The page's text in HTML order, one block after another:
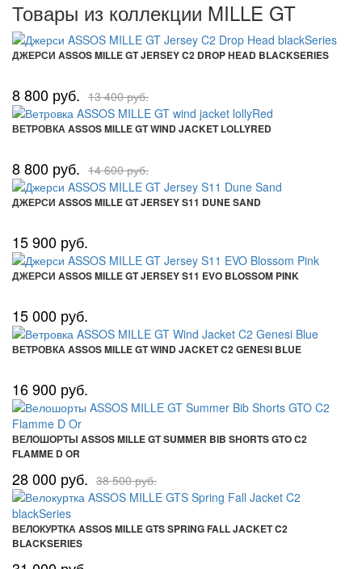
Товары из коллекции MILLE GT
ДЖЕРСИ ASSOS MILLE GT JERSEY C2 DROP HEAD BLACKSERIES
8 800 руб. 13 400 руб.
ВЕТРОВКА ASSOS MILLE GT WIND JACKET LOLLYRED
8 800 руб. 14 600 руб.
ДЖЕРСИ ASSOS MILLE GT JERSEY S11 DUNE SAND
15 900 руб.
ДЖЕРСИ ASSOS MILLE GT JERSEY S11 EVO BLOSSOM PINK
15 000 руб.
ВЕТРОВКА ASSOS MILLE GT WIND JACKET C2 GENESI BLUE
16 900 руб.
ВЕЛОШОРТЫ ASSOS MILLE GT SUMMER BIB SHORTS GTO C2
FLAMME D OR
28 000 руб. 38 500 руб.
ВЕЛОКУРТКА ASSOS MILLE GTS SPRING FALL JACKET C2
BLACKSERIES